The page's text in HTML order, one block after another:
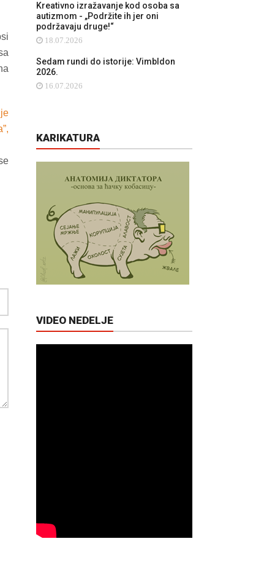
Kreativno izražavanje kod osoba sa
autizmom - „Podržite ih jer oni
podržavaju druge!“
18.07.2026
Sedam rundi do istorije: Vimbldon
2026.
16.07.2026
KARIKATURA
VIDEO NEDELJE